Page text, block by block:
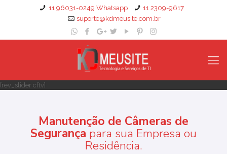
11 96031-0249 Whatsapp
11 2309-9617
suporte@kdmeusite.com.br
[rev_slider cftv]
Manutenção de Câmeras de
Segurança para sua Empresa ou
Residência.